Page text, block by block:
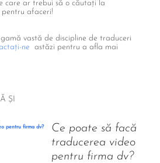
care ar trebui să o căutați la
afaceri!
gamă vastă de discipline de traduceri
ne astăzi pentru a afla mai
ȘI
Ce poate să facă
traducerea video
pentru firma dv?